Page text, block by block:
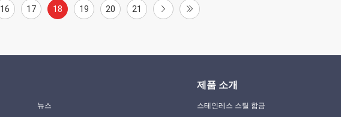
16 17 18 19 20 21
뉴스
제품 소개
스테인레스 스틸 합금